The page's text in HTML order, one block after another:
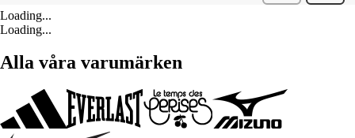
Loading...
Loading...
Alla våra varumärken